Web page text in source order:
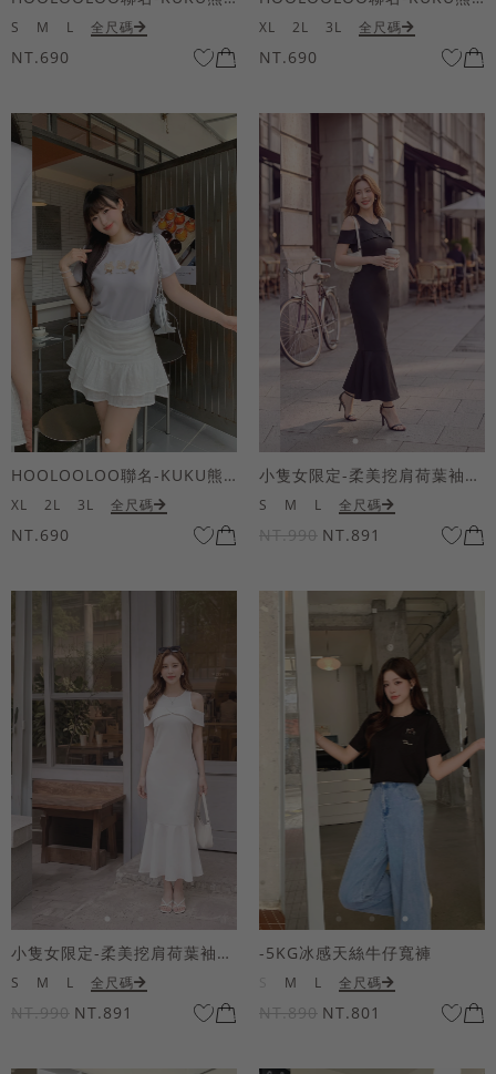
S M L 全尺碼
NT.690
XL 2L 3L 全尺碼
NT.690
HOOLOOLOO聯名-KUKU熊蝴蝶結短袖上衣
XL 2L 3L 全尺碼
NT.690
小隻女限定-柔美挖肩荷葉袖魚尾長洋裝
S M L 全尺碼
NT.990 NT.891
小隻女限定-柔美挖肩荷葉袖魚尾長洋裝
S M L 全尺碼
NT.990 NT.891
-5KG冰感天絲牛仔寬褲
M L 全尺碼
NT.890 NT.801